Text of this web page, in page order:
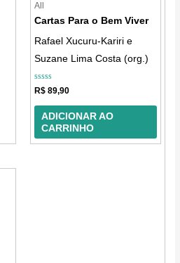
All
Cartas Para o Bem Viver
Rafael Xucuru-Kariri e
Suzane Lima Costa (org.)
Avaliação
0
de
R$ 89,90
ADICIONAR AO
CARRINHO